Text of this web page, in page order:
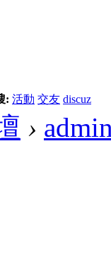
: 活動 交友 discuz
›